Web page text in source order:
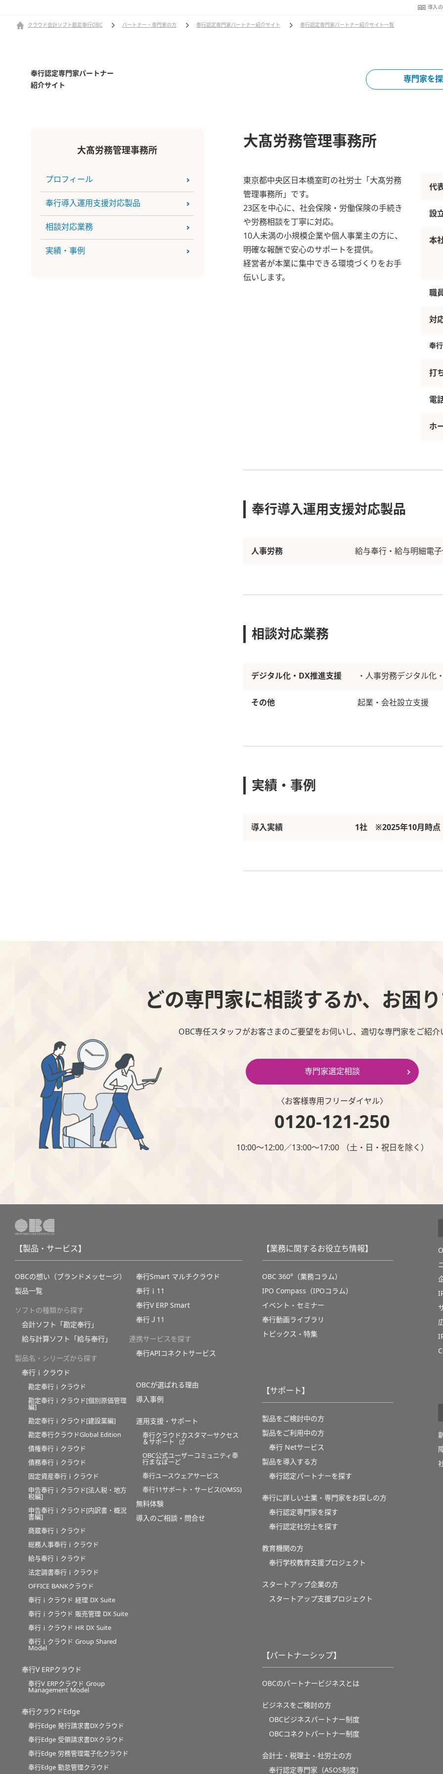
導入
クラウド会計ソフト勘定奉行OBC パートナー・専門家の方 奉行認定専門家パートナー紹介サイト 奉行認定専門家パートナー紹介サイト一覧
奉行認定専門家パートナー
紹介サイト
専門家を
大髙労務管理事務所
プロフィール
奉行導入運用支援対応製品
相談対応業務
実績・事例
大髙労務管理事務所
東京都中央区日本橋室町の社労士「大髙労務
管理事務所」です。
23区を中心に、社会保険・労働保険の手続き
や労務相談を丁寧に対応。
10人未満の小規模企業や個人事業主の方に、
明確な報酬で安心のサポートを提供。
経営者が本業に集中できる環境づくりをお手
伝いします。
代
設
本
職
対
奉
打
電
ホ
奉行導入運用支援対応製品
人事労務 給与奉行・給与明細電
相談対応業務
デジタル化・DX推進支援 ・人事労務デジタル化
その他 起業・会社設立支援
実績・事例
導入実績 1社 ※2025年10月時点
どの専門家に相談するか、お困
OBC専任スタッフがお客さまのご要望をお伺いし、適切な専門家をご紹介
専門家選定相談
〈お客様専⽤フリーダイヤル〉
0120-121-250
10:00～12:00∕13:00～17:00 （⼟・⽇・祝⽇を除く）
【製品・サービス】
OBCの想い（ブランドメッセージ）
製品一覧
ソフトの種類から探す
会計ソフト「勘定奉行」
給与計算ソフト「給与奉行」
製品名・シリーズから探す
奉行ｉクラウド
勘定奉行ｉクラウド
勘定奉行ｉクラウド[個別原価管理
編]
勘定奉行ｉクラウド[建設業編]
勘定奉行クラウドGlobal Edition
債権奉行ｉクラウド
債務奉行ｉクラウド
固定資産奉行ｉクラウド
申告奉行ｉクラウド[法人税・地方
税編]
申告奉行ｉクラウド[内訳書・概況
書編]
商蔵奉行ｉクラウド
総務人事奉行ｉクラウド
給与奉行ｉクラウド
法定調書奉行ｉクラウド
OFFICE BANKクラウド
奉行ｉクラウド 経理 DX Suite
奉行ｉクラウド 販売管理 DX Suite
奉行ｉクラウド HR DX Suite
奉行ｉクラウド Group Shared
Model
奉行V ERPクラウド
奉行V ERPクラウド Group
Management Model
奉行クラウドEdge
奉行Edge 発行請求書DXクラウド
奉行Edge 受領請求書DXクラウド
奉行Edge 労務管理電子化クラウド
奉行Edge 勤怠管理クラウド
奉行Smart マルチクラウド
奉行ｉ11
奉行V ERP Smart
奉行Ｊ11
連携サービスを探す
奉行APIコネクトサービス
OBCが選ばれる理由
導入事例
運用支援・サポート
奉行クラウドカスタマーサクセス
＆サポート
OBC公式ユーザーコミュニティ奉
行まなぼーど
奉行ユースウェアサービス
奉行11サポート・サービス(OMSS)
無料体験
導入のご相談・問合せ
【業務に関するお役立ち情報】
OBC 360°（業務コラム）
IPO Compass（IPOコラム）
イベント・セミナー
奉行動画ライブラリ
トピックス・特集
【サポート】
製品をご検討中の方
製品をご利用中の方
奉行 Netサービス
製品を導入する方
奉行認定パートナーを探す
奉行に詳しい士業・専門家をお探しの方
奉行認定専門家を探す
奉行認定社労士を探す
教育機関の方
奉⾏学校教育⽀援プロジェクト
スタートアップ企業の方
スタートアップ支援プロジェクト
【パートナーシップ】
OBCのパートナービジネスとは
ビジネスをご検討の方
OBCビジネスパートナー制度
OBCコネクトパートナー制度
会計士・税理士・社労士の方
奉行認定専門家（ASOS制度）